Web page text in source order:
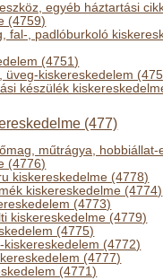
egyéb háztartási
(4759)
fal-, padlóburkoló
(4751)
üveg-kiskereskedelem
készülék
(477)
műtrágya, hobbiállat-
(4776)
kiskereskedelme (4778)
kiskereskedelme (4774)
(4773)
kiskereskedelme (4779)
(4775)
kiskereskedelem (4772)
(4777)
(4771)